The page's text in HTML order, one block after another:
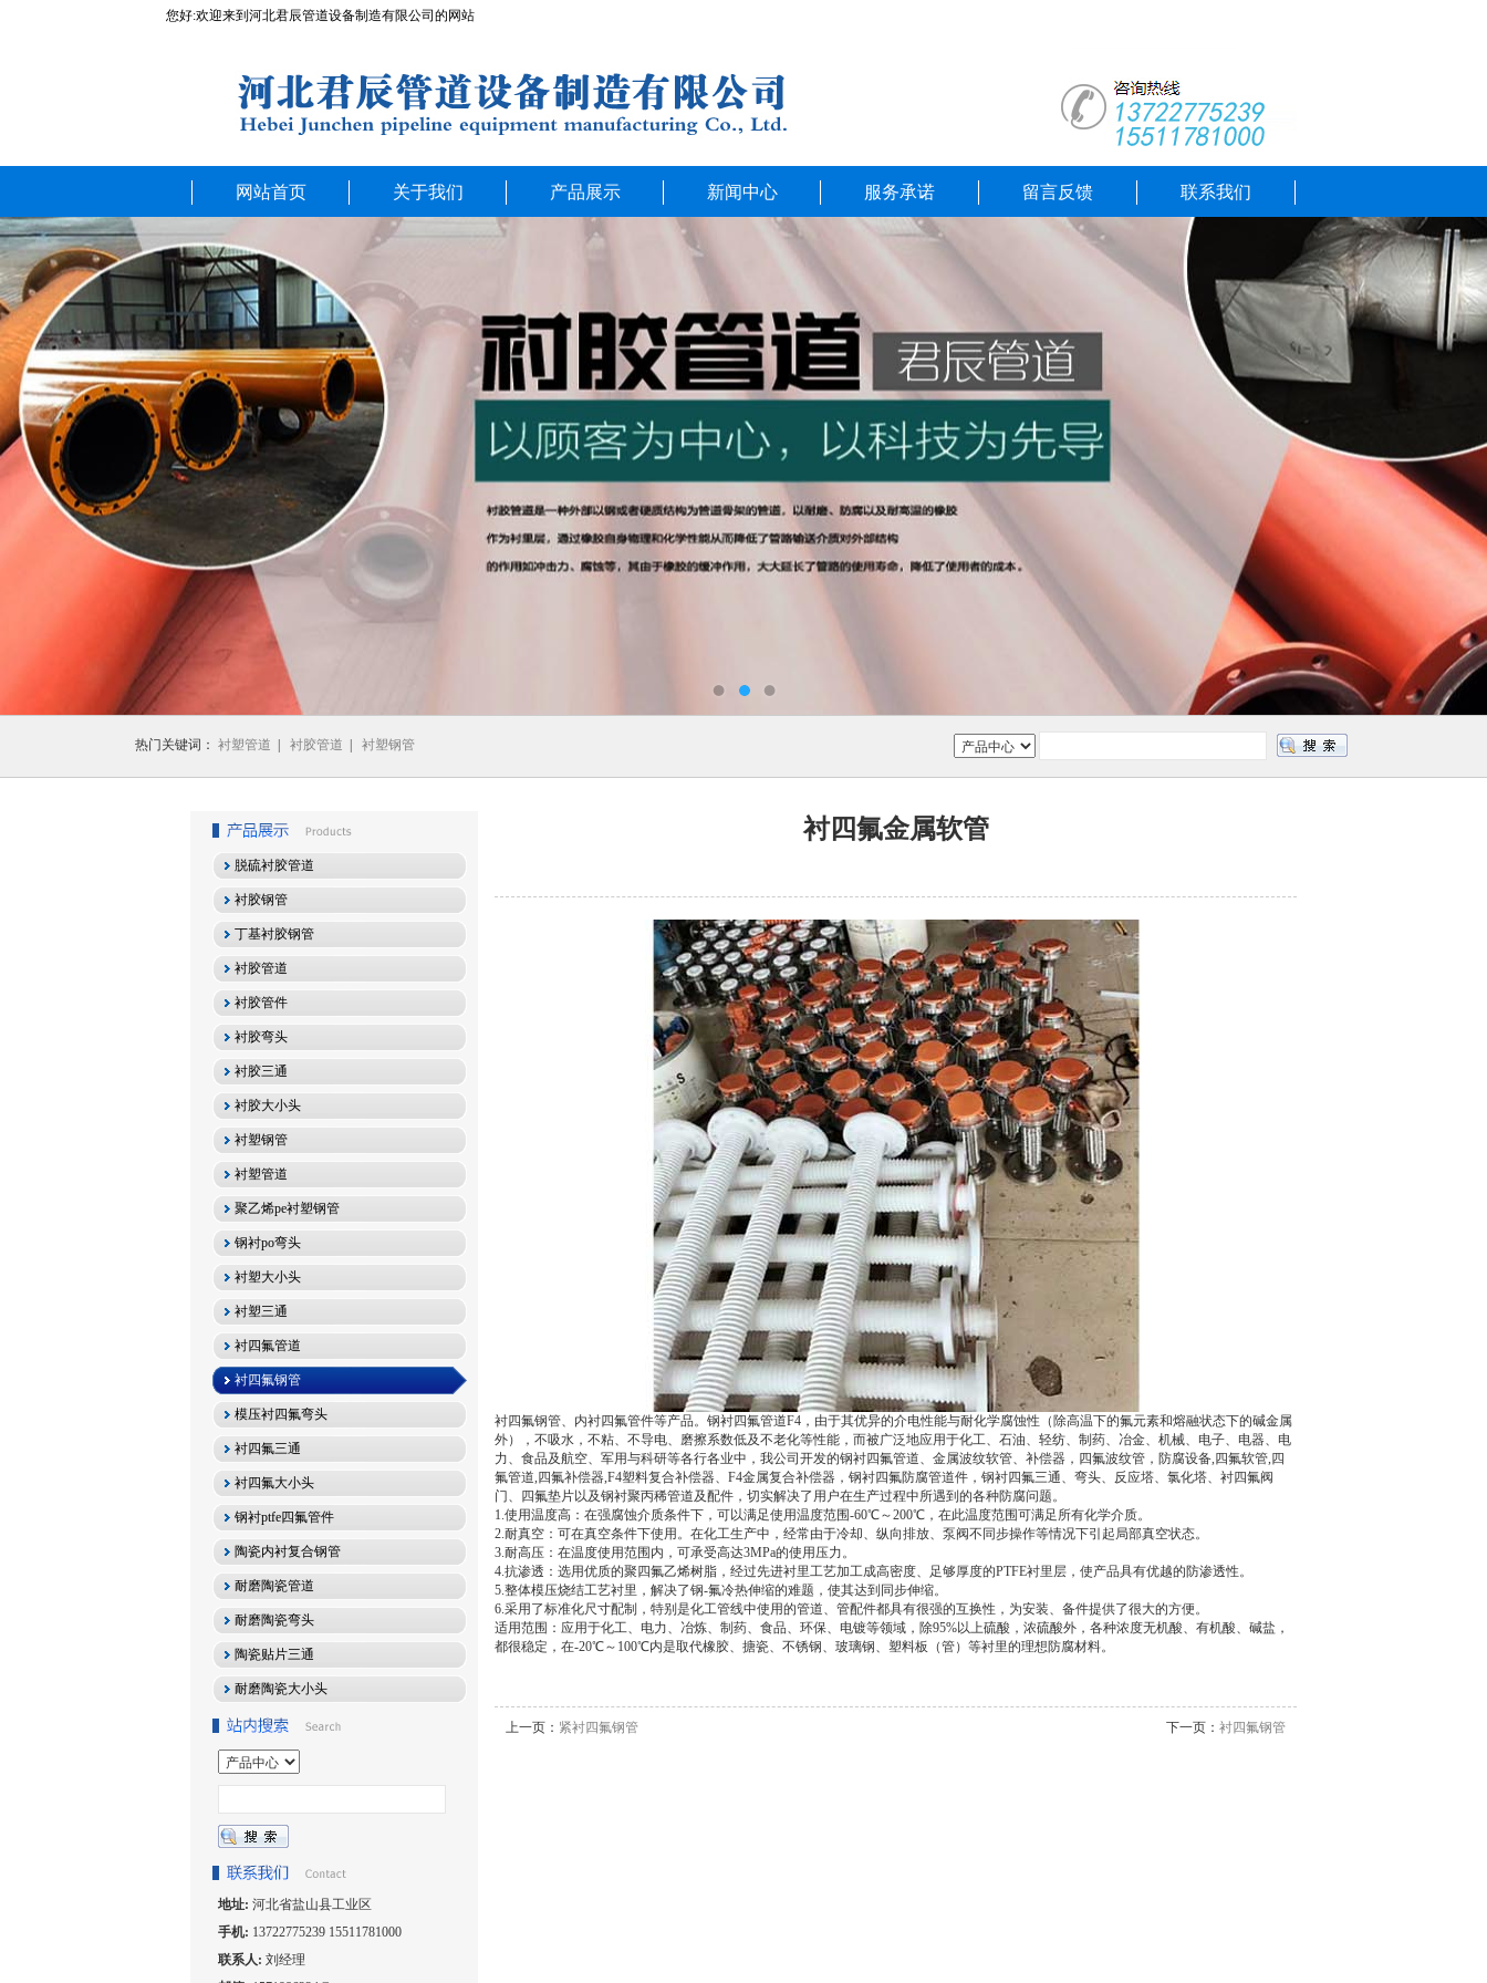
您好:欢迎来到河北君辰管道设备制造有限公司的网站
网站首页 关于我们 产品展示 新闻中心 服务承诺 留言反馈 联系我们
热门关键词： 衬塑管道 衬胶管道 衬塑钢管
脱硫衬胶管道
衬胶钢管
丁基衬胶钢管
衬胶管道
衬胶管件
衬胶弯头
衬胶三通
衬胶大小头
衬塑钢管
衬塑管道
聚乙烯pe衬塑钢管
钢衬po弯头
衬塑大小头
衬塑三通
衬四氟管道
衬四氟钢管
模压衬四氟弯头
衬四氟三通
衬四氟大小头
钢衬ptfe四氟管件
陶瓷内衬复合钢管
耐磨陶瓷管道
耐磨陶瓷弯头
陶瓷贴片三通
耐磨陶瓷大小头
地址: 河北省盐山县工业区
手机: 13722775239 15511781000
联系人: 刘经理
衬四氟金属软管
衬四氟钢管、内衬四氟管件等产品。钢衬四氟管道F4，由于其优异的介电性能与耐化学腐蚀性（除高温下的氟元素和熔融状态下的碱金属
外），不吸水，不粘、不导电、磨擦系数低及不老化等性能，而被广泛地应用于化工、石油、轻纺、制药、冶金、机械、电子、电器、电
力、食品及航空、军用与科研等各行各业中，我公司开发的钢衬四氟管道、金属波纹软管、补偿器，四氟波纹管，防腐设备,四氟软管,四
氟管道,四氟补偿器,F4塑料复合补偿器、F4金属复合补偿器，钢衬四氟防腐管道件，钢衬四氟三通、弯头、反应塔、氯化塔、衬四氟阀
门、四氟垫片以及钢衬聚丙稀管道及配件，切实解决了用户在生产过程中所遇到的各种防腐问题。
1.使用温度高：在强腐蚀介质条件下，可以满足使用温度范围-60℃～200℃，在此温度范围可满足所有化学介质。
2.耐真空：可在真空条件下使用。在化工生产中，经常由于冷却、纵向排放、泵阀不同步操作等情况下引起局部真空状态。
3.耐高压：在温度使用范围内，可承受高达3MPa的使用压力。
4.抗渗透：选用优质的聚四氟乙烯树脂，经过先进衬里工艺加工成高密度、足够厚度的PTFE衬里层，使产品具有优越的防渗透性。
5.整体模压烧结工艺衬里，解决了钢-氟冷热伸缩的难题，使其达到同步伸缩。
6.采用了标准化尺寸配制，特别是化工管线中使用的管道、管配件都具有很强的互换性，为安装、备件提供了很大的方便。
适用范围：应用于化工、电力、冶炼、制药、食品、环保、电镀等领域，除95%以上硫酸，浓硫酸外，各种浓度无机酸、有机酸、碱盐，
都很稳定，在-20℃～100℃内是取代橡胶、搪瓷、不锈钢、玻璃钢、塑料板（管）等衬里的理想防腐材料。
上一页： 紧衬四氟钢管 下一页： 衬四氟钢管